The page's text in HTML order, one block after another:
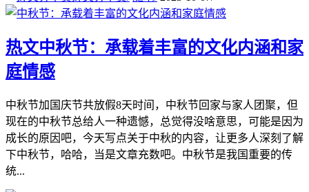
热文中秋节：承载着丰富的文化内涵和家
庭情感
中秋节加国庆节共放假8天时间，中秋节回家与家人团聚，但
现在的中秋节总给人一种遗憾，总觉得没啥意思，可能是因为
成长的原因吧，今天写点关于中秋的内容，让更多人深刻了解
下中秋节，哈哈，当是文章充数吧。中秋节是我国重要的传
统...